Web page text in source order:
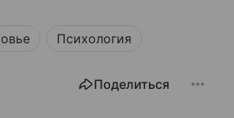
Психология
Поделиться